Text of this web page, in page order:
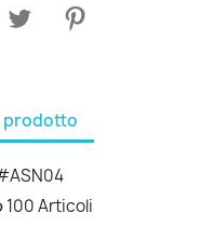
prodotto
100 Articoli